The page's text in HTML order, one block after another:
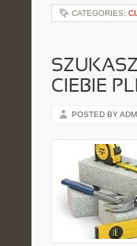
CATEGORIES:
CIEBIE
POSTED BY